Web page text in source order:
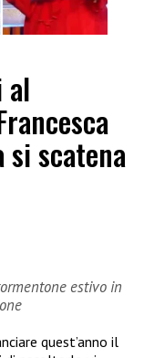
al
si scatena
estivo in
quest’anno il